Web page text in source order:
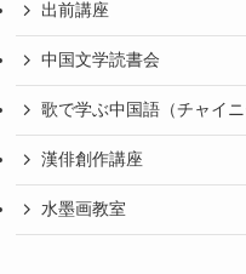
出前講座
中国文学読書会
歌で学ぶ中国語（チャイニ
漢俳創作講座
水墨画教室